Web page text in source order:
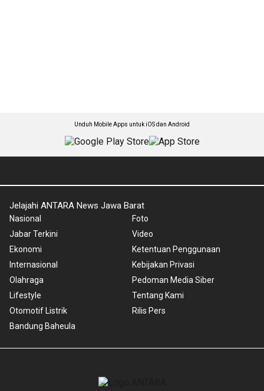
Unduh Mobile Apps untuk iOS dan Android
Jelajahi ANTARA News Jawa Barat
Nasional
Jabar Terkini
Ekonomi
Internasional
Olahraga
Lifestyle
Otomotif Listrik
Bandung Baheula
Foto
Video
Ketentuan Penggunaan
Kebijakan Privasi
Pedoman Media Siber
Tentang Kami
Rilis Pers